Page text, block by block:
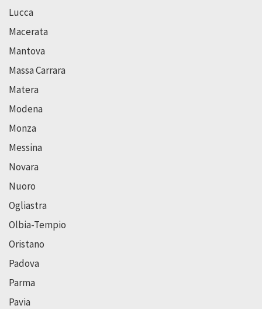
Lucca
Macerata
Mantova
Massa Carrara
Matera
Modena
Monza
Messina
Novara
Nuoro
Ogliastra
Olbia-Tempio
Oristano
Padova
Parma
Pavia